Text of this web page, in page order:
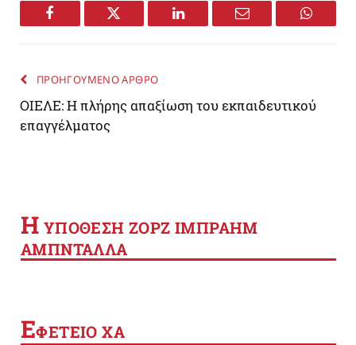
Facebook Twitter LinkedIn Email
ΠΡΟΗΓΟΥΜΕΝΟ ΑΡΘΡΟ
ΟΙΕΛΕ: Η πλήρης απαξίωση του εκπαιδευτικού
επαγγέλματος
Η YΠΟΘΕΣΗ ΖΟΡΖ ΙΜΠΡΑΗΜ
ΑΜΠΝΤΑΛΛΑ
ΕΦΕΤΕΙΟ ΧΑ